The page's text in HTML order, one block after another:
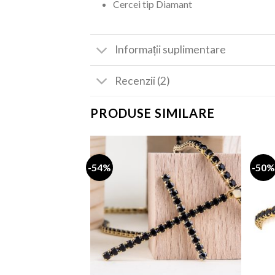
Cercei tip Diamant
Informații suplimentare
Recenzii (2)
PRODUSE SIMILARE
-54% -50%